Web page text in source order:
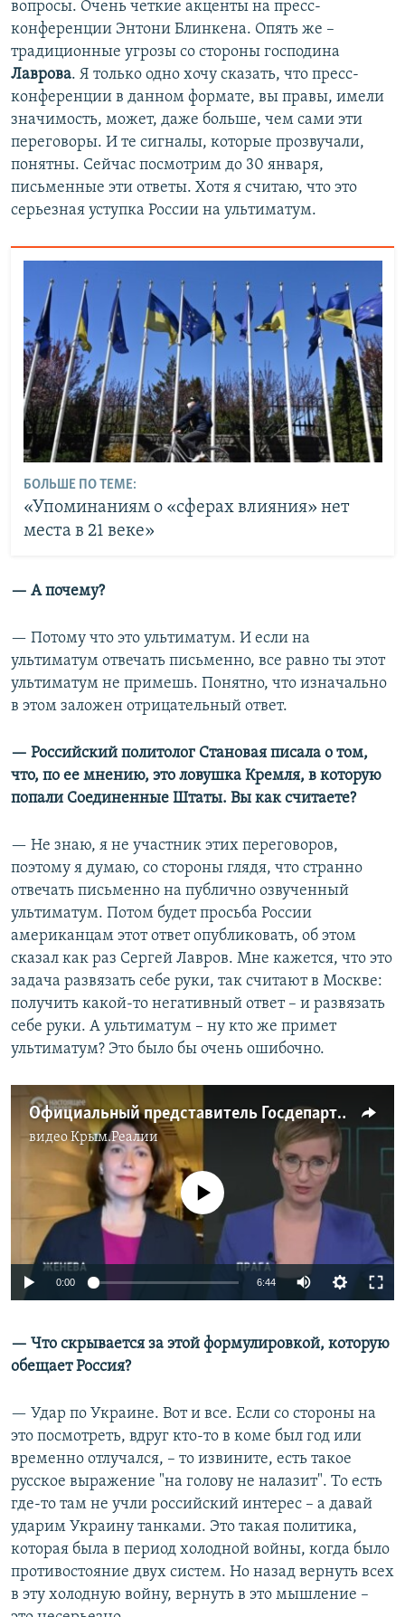
вопросы. Очень четкие акценты на пресс-
конференции Энтони Блинкена. Опять же –
традиционные угрозы со стороны господина
Лаврова. Я только одно хочу сказать, что пресс-
конференции в данном формате, вы правы, имели
значимость, может, даже больше, чем сами эти
переговоры. И те сигналы, которые прозвучали,
понятны. Сейчас посмотрим до 30 января,
письменные эти ответы. Хотя я считаю, что это
серьезная уступка России на ультиматум.
БОЛЬШЕ ПО ТЕМЕ:
«Упоминаниям о «сферах влияния» нет
места в 21 веке»
— А почему?
— Потому что это ультиматум. И если на
ультиматум отвечать письменно, все равно ты этот
ультиматум не примешь. Понятно, что изначально
в этом заложен отрицательный ответ.
— Российский политолог Становая писала о том,
что, по ее мнению, это ловушка Кремля, в которую
попали Соединенные Штаты. Вы как считаете?
— Не знаю, я не участник этих переговоров,
поэтому я думаю, со стороны глядя, что странно
отвечать письменно на публично озвученный
ультиматум. Потом будет просьба России
американцам этот ответ опубликовать, об этом
сказал как раз Сергей Лавров. Мне кажется, что это
задача развязать себе руки, так считают в Москве:
получить какой-то негативный ответ – и развязать
себе руки. А ультиматум – ну кто же примет
ультиматум? Это было бы очень ошибочно.
Официальный представитель Госдепартамента США Андреа Калан о переговорах с Россией в Женеве
видеоКрым.Реалии
Auto
720p 1080p
No media source currently available
0:00 6:44
360p
1080p
— Что скрывается за этой формулировкой, которую
обещает Россия?
— Удар по Украине. Вот и все. Если со стороны на
это посмотреть, вдруг кто-то в коме был год или
временно отлучался, – то извините, есть такое
русское выражение "на голову не налазит". То есть
где-то там не учли российский интерес – а давай
ударим Украину танками. Это такая политика,
которая была в период холодной войны, когда было
противостояние двух систем. Но назад вернуть всех
в эту холодную войну, вернуть в это мышление –